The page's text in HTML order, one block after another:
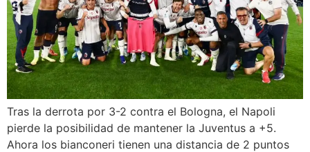
Tras la derrota por 3-2 contra el Bologna, el Napoli
pierde la posibilidad de mantener la Juventus a +5.
Ahora los bianconeri tienen una distancia de 2 puntos